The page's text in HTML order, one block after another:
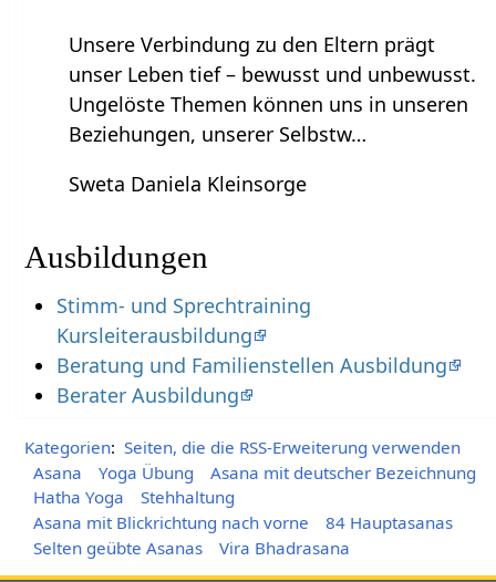
Unsere Verbindung zu den Eltern prägt
unser Leben tief – bewusst und unbewusst.
Ungelöste Themen können uns in unseren
Beziehungen, unserer Selbstw…
Sweta Daniela Kleinsorge
Ausbildungen
Stimm- und Sprechtraining
Kursleiterausbildung
Beratung und Familienstellen Ausbildung
Berater Ausbildung
Kategorien: Seiten, die die RSS-Erweiterung verwenden
Asana
Yoga Übung
Asana mit deutscher Bezeichnung
Hatha Yoga
Stehhaltung
Asana mit Blickrichtung nach vorne
84 Hauptasanas
Selten geübte Asanas
Vira Bhadrasana